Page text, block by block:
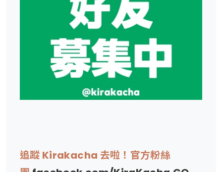
追蹤 Kirakacha 去啦！官方粉絲